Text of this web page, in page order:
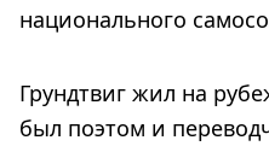
национального
Грундтвиг жил на
был поэтом и